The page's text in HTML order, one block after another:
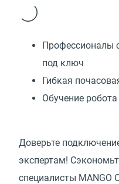
Профессионалы
под ключ
Гибкая
Обучение
Доверьте
экспертам!
специалисты MANGO